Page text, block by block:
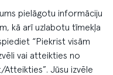
pielāgotu informāciju
kā arī uzlabotu tīmekļa
“Piekrist visām
vai atteikties no
Jūsu izvēle